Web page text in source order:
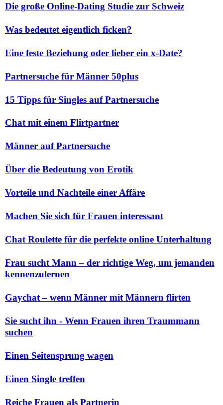
Die große Online-Dating Studie zur Schweiz
Was bedeutet eigentlich ficken?
Eine feste Beziehung oder lieber ein x-Date?
Partnersuche für Männer 50plus
15 Tipps für Singles auf Partnersuche
Chat mit einem Flirtpartner
Männer auf Partnersuche
Über die Bedeutung von Erotik
Vorteile und Nachteile einer Affäre
Machen Sie sich für Frauen interessant
Chat Roulette für die perfekte online Unterhaltung
Frau sucht Mann – der richtige Weg, um jemanden
kennenzulernen
Gaychat – wenn Männer mit Männern flirten
Sie sucht ihn - Wenn Frauen ihren Traummann
suchen
Einen Seitensprung wagen
Einen Single treffen
Reiche Frauen als Partnerin